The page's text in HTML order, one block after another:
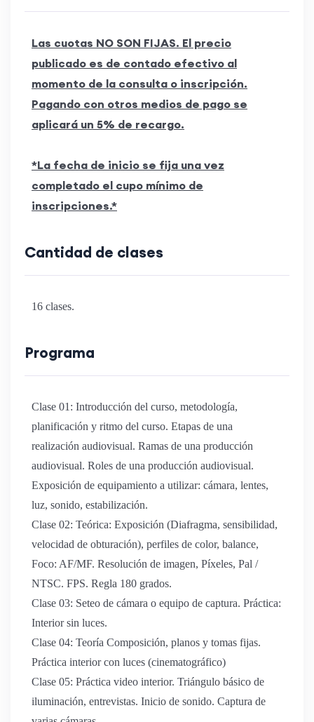
Las cuotas NO SON FIJAS. El precio
publicado es de contado efectivo al
momento de la consulta o inscripción.
Pagando con otros medios de pago se
aplicará un 5% de recargo.
*La fecha de inicio se fija una vez
completado el cupo mínimo de
inscripciones.*
Cantidad de clases
16 clases.
Programa
Clase 01: Introducción del curso, metodología,
planificación y ritmo del curso. Etapas de una
realización audiovisual. Ramas de una producción
audiovisual. Roles de una producción audiovisual.
Exposición de equipamiento a utilizar: cámara, lentes,
luz, sonido, estabilización.
Clase 02: Teórica: Exposición (Diafragma, sensibilidad,
velocidad de obturación), perfiles de color, balance,
Foco: AF/MF. Resolución de imagen, Píxeles, Pal /
NTSC. FPS. Regla 180 grados.
Clase 03: Seteo de cámara o equipo de captura. Práctica:
Interior sin luces.
Clase 04: Teoría Composición, planos y tomas fijas.
Práctica interior con luces (cinematográfico)
Clase 05: Práctica video interior. Triángulo básico de
iluminación, entrevistas. Inicio de sonido. Captura de